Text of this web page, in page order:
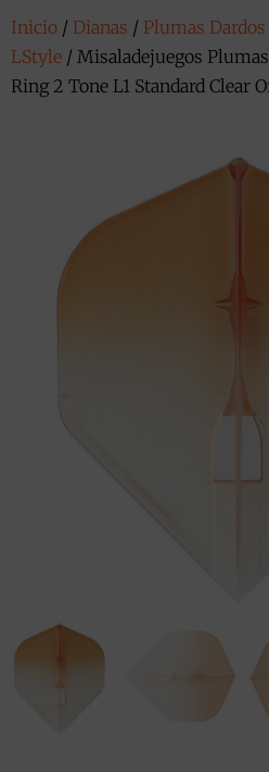
Inicio / Dianas / Plumas Dardos
LStyle / Misaladejuegos
Ring 2 Tone L1 Standard Clear